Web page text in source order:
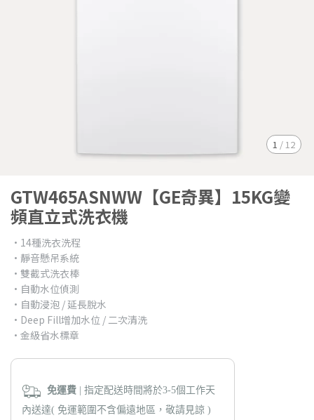
1 / 12
GTW465ASNWW【GE奇異】15KG變
頻直立式洗衣機
•14種洗衣洗程
•靜音懸吊系統
•雙截式洗衣棒
•自動水位偵測
•自動浸泡 / 延長脫水
•Deep Fill增加水位 / 二次清洗
•金級省水標章
免運費 | 指定配送時間將於3-5個工作天
內送達( 免運範圍不含偏遠地區，敬請見諒 )